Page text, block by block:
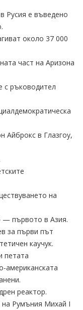
Русия е въведено
около 37 000
част на Аризона
с ръководител
Айброкс в Глазгоу,
на
— първото в Азия.
за първи път
каучук.
петата
американската
реактор.
на Румъния Михай I